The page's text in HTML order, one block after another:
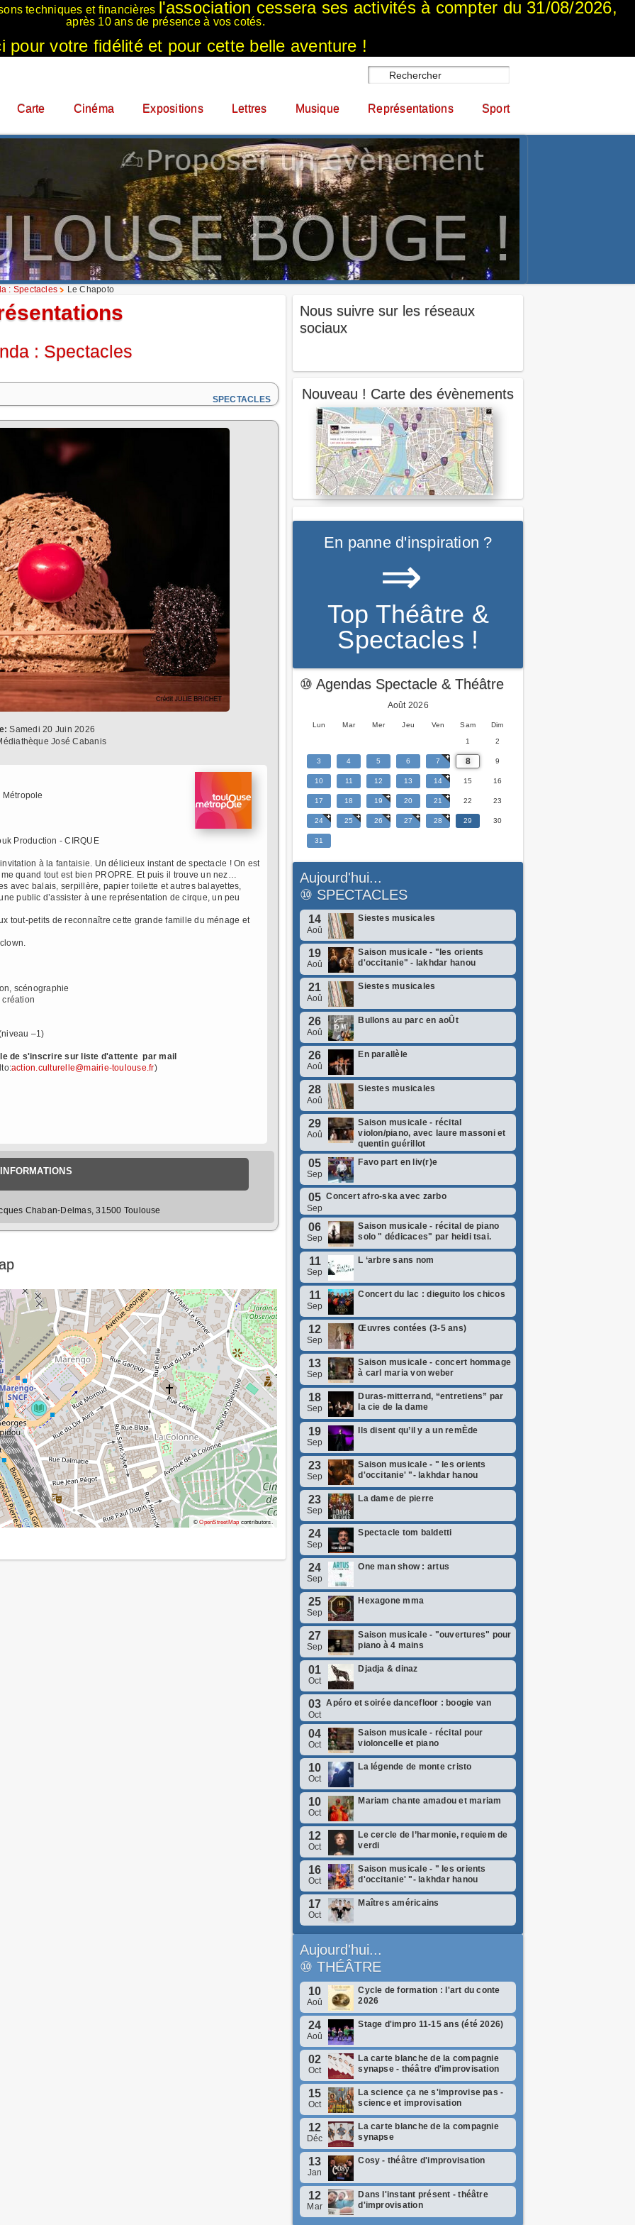
techniques et financières l'association cessera ses activités à compter du 31/08/2026,
après 10 ans de présence à vos cotés.
pour votre fidélité et pour cette belle aventure !
Carte Cinéma Expositions Lettres Musique Représentations Sport
: Spectacles Le Chapoto
: Spectacles
SPECTACLES
Samedi 20 Juin 2026
José Cabanis
Production - CIRQUE
à la fantaisie. Un délicieux instant de spectacle ! On est
quand tout est bien PROPRE. Et puis il trouve un nez…
avec balais, serpillère, papier toilette et autres balayettes,
public d’assister à une représentation de cirque, un peu
tout-petits de reconnaître cette grande famille du ménage et
scénographie
création
–1)
de s'inscrire sur liste d'attente par mail
action.culturelle@mairie-toulouse.fr)
INFORMATIONS
Chaban-Delmas, 31500 Toulouse
©OpenStreetMap contributors.
Nous suivre sur les réseaux
sociaux
Nouveau ! Carte des évènements
En panne d'inspiration ?
⇒
Top Théâtre &
Spectacles !
⑩ Agendas Spectacle & Théâtre
Août 2026
Lun Mar Mer Jeu Ven Sam Dim
1 2
3 4 5 6 7 8 9
10 11 12 13 14 15 16
17 18 19 20 21 22 23
24 25 26 27 28 29 30
31
Aujourd'hui...
⑩ SPECTACLES
14
Aoû
Siestes musicales
19
Aoû
Saison musicale - "les orients
d'occitanie" - lakhdar hanou
21
Aoû
Siestes musicales
26
Aoû
Bullons au parc en aoÛt
26
Aoû
En parallèle
28
Aoû
Siestes musicales
29
Aoû
Saison musicale - récital
violon/piano, avec laure massoni et
quentin guérillot
05
Sep
Favo part en liv(r)e
05
Sep
Concert afro-ska avec zarbo
06
Sep
Saison musicale - récital de piano
solo " dédicaces" par heidi tsai.
11
Sep
L ‘arbre sans nom
11
Sep
Concert du lac : dieguito los chicos
12
Sep
Œuvres contées (3-5 ans)
13
Sep
Saison musicale - concert hommage
à carl maria von weber
18
Sep
Duras-mitterrand, “entretiens” par
la cie de la dame
19
Sep
Ils disent qu’il y a un remÈde
23
Sep
Saison musicale - " les orients
d'occitanie' "- lakhdar hanou
23
Sep
La dame de pierre
24
Sep
Spectacle tom baldetti
24
Sep
One man show : artus
25
Sep
Hexagone mma
27
Sep
Saison musicale - "ouvertures" pour
piano à 4 mains
01
Oct
Djadja & dinaz
03
Oct
Apéro et soirée dancefloor : boogie van
04
Oct
Saison musicale - récital pour
violoncelle et piano
10
Oct
La légende de monte cristo
10
Oct
Mariam chante amadou et mariam
12
Oct
Le cercle de l’harmonie, requiem de
verdi
16
Oct
Saison musicale - " les orients
d'occitanie' "- lakhdar hanou
17
Oct
Maîtres américains
Aujourd'hui...
⑩THÉÂTRE
10
Aoû
Cycle de formation : l'art du conte
2026
24
Aoû
Stage d'impro 11-15 ans (été 2026)
02
Oct
La carte blanche de la compagnie
synapse - théâtre d'improvisation
15
Oct
La science ça ne s'improvise pas -
science et improvisation
12
Déc
La carte blanche de la compagnie
synapse
13
Jan
Cosy - théâtre d'improvisation
12
Mar
Dans l'instant présent - théâtre
d'improvisation